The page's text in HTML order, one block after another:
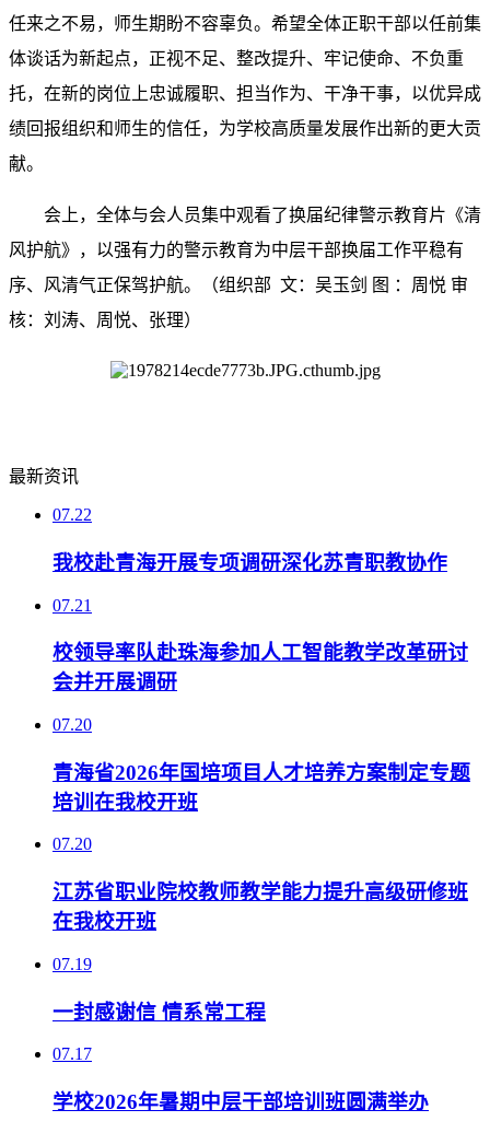
任来之不易，师生期盼不容辜负。希望全体正职干部以任前集
体谈话为新起点，正视不足、整改提升、牢记使命、不负重
托，在新的岗位上忠诚履职、担当作为、干净干事，以优异成
绩回报组织和师生的信任，为学校高质量发展作出新的更大贡
献。
会上，全体与会人员集中观看了换届纪律警示教育片《清
风护航》，以强有力的警示教育为中层干部换届工作平稳有
序、风清气正保驾护航。（组织部 文：吴玉剑 图 ： 周悦 审
核：刘涛、周悦、张理）
最新资讯
07.22
我校赴青海开展专项调研深化苏青职教协作
07.21
校领导率队赴珠海参加人工智能教学改革研讨
会并开展调研
07.20
青海省2026年国培项目人才培养方案制定专题
培训在我校开班
07.20
江苏省职业院校教师教学能力提升高级研修班
在我校开班
07.19
一封感谢信 情系常工程
07.17
学校2026年暑期中层干部培训班圆满举办